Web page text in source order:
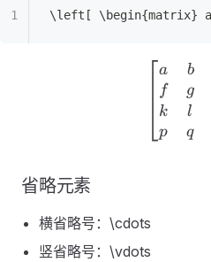
\left[ \begin{matrix}
a
f
k
p
b
g
l
q
省略元素
横省略号：\cdots
竖省略号：\vdots